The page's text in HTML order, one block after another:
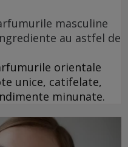
masculine
au astfel de
orientale
unice, catifelate,
minunate.